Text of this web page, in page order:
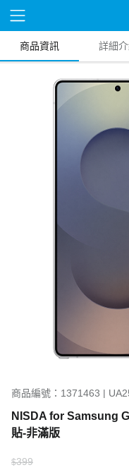
商品資訊 詳細
商品編號：1371463 |
NISDA for Samsung
貼-非滿版
$399